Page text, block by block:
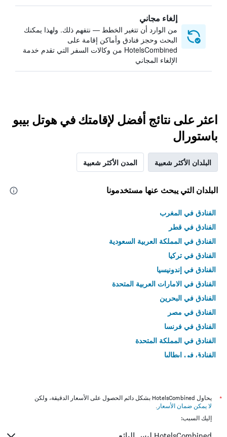
إلغاء مجاني
من الوارد أن تتغير الخطط — نتفهم ذلك. ولهذا يمكنك
البحث وحجز فنادق وأماكن إقامة على
HotelsCombined من وكالات السفر التي تقدم خدمة
الإلغاء المجاني
اعثر على نتائج أفضل لإقامتك في هوتل بيبو
باستورال
البلدان الأكثر شعبية المدن الأكثر شعبية
البلدان التي يبحث عنها مستخدمونا
الفنادق في المغرب
الفنادق في قطر
الفنادق في المملكة العربية السعودية
الفنادق في تركيا
الفنادق في إندونيسيا
الفنادق في الامارات العربية المتحدة
الفنادق في البحرين
الفنادق في مصر
الفنادق في فرنسا
الفنادق في المملكة المتحدة
الفنادق في إيطاليا
*
يحاول HotelsCombined بشكل دائم الحصول على الأسعار الدقيقة، ولكن
لا يمكن ضمان الأسعار .
إليك السبب: